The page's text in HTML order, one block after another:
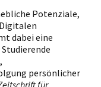
Potenziale,
dabei eine
persönlicher
für